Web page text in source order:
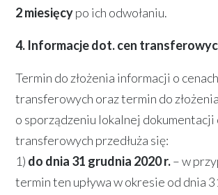
2 miesięcypo ich odwołaniu.
4. Informacje dot. cen
Termin do złożenia informacji o cenach
transferowych oraz termin do
o sporządzeniu lokalnej dokumentacji
transferowych przedłuża się:
1) do dnia 31 grudnia 2020 r.– w
termin ten upływa w okresie od dnia